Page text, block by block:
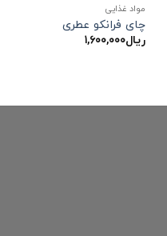
مواد غذایی
چای فرانکو عطری
ریال۱,۶۰۰,۰۰۰